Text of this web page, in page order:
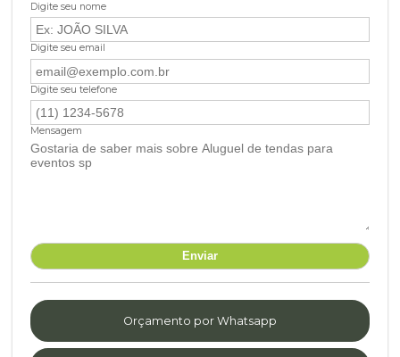
Digite seu nome
Digite seu email
Digite seu telefone
Mensagem
Orçamento por Whatsapp